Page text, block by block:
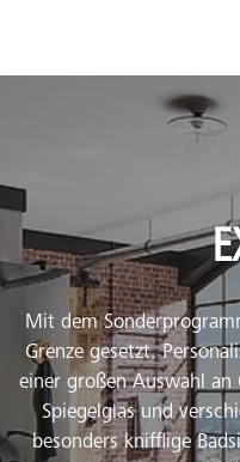
Mit dem
Grenze gesetzt.
einer großen Auswahl an
Spiegelglas und
besonders knifflige